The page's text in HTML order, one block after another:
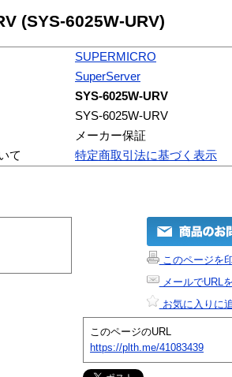
(SYS-6025W-URV)
SUPERMICRO
SuperServer
SYS-6025W-URV
SYS-6025W-URV
メーカー保証
て
特定商取引法に基づく表示
このページを
メールでURL
お気に入りに
このページのURL
https://plth.me/41083439